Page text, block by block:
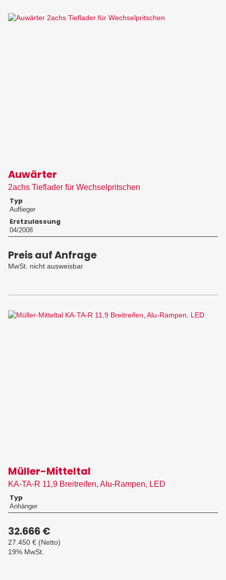
Auwärter
2achs Tieflader für Wechselpritschen
Typ
Auflieger
Erstzulassung
04/2008
Preis auf Anfrage
MwSt. nicht ausweisbar
Müller-Mitteltal
KA-TA-R 11,9 Breitreifen, Alu-Rampen, LED
Typ
Anhänger
32.666 €
27.450 € (Netto)
19% MwSt.